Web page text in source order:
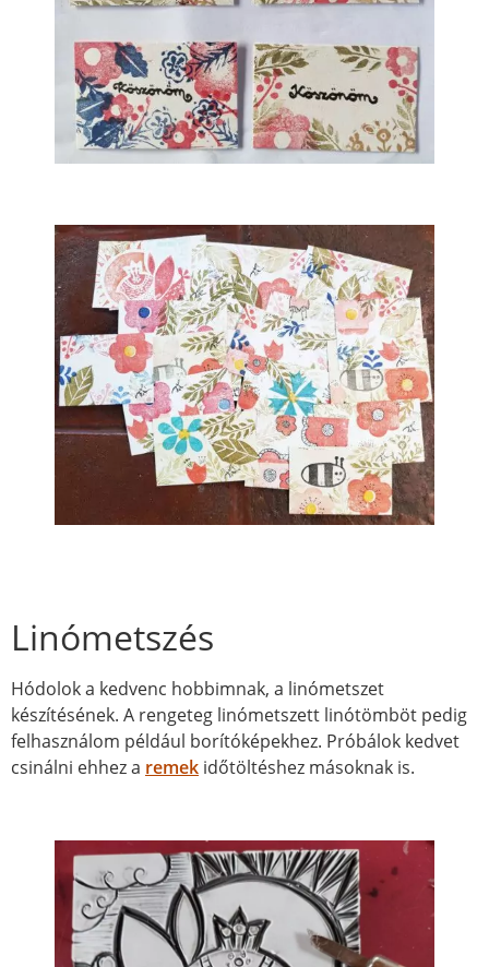
Linómetszés
Hódolok a kedvenc hobbimnak, a linómetszet
készítésének. A rengeteg linómetszett linótömböt pedig
felhasználom például borítóképekhez. Próbálok kedvet
csinálni ehhez a remek időtöltéshez másoknak is.